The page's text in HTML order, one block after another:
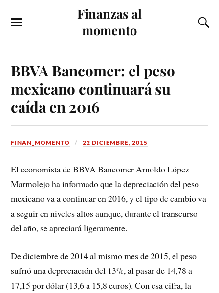
Finanzas al
momento
BBVA Bancomer: el peso
mexicano continuará su
caída en 2016
FINAN_MOMENTO 22 DICIEMBRE, 2015
El economista de BBVA Bancomer Arnoldo López
Marmolejo ha informado que la depreciación del peso
mexicano va a continuar en 2016, y el tipo de cambio va
a seguir en niveles altos aunque, durante el transcurso
del año, se apreciará ligeramente.
De diciembre de 2014 al mismo mes de 2015, el peso
sufrió una depreciación del 13%, al pasar de 14,78 a
17,15 por dólar (13,6 a 15,8 euros). Con esa cifra, la